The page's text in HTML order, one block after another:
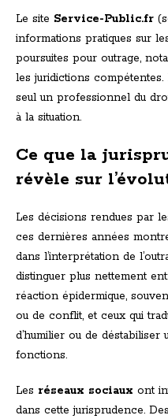
Le site Service-Public.fr
informations pratiques sur
poursuites pour outrage,
les juridictions
seul un professionnel du
à la situation.
Ce que la
révèle sur
Les décisions rendues par
ces dernières années
dans l’interprétation de
distinguer plus nettement
réaction épidermique,
ou de conflit, et ceux qui
d’humilier ou de déstabiliser
fonctions.
Les réseaux sociaux ont
dans cette jurisprudence.